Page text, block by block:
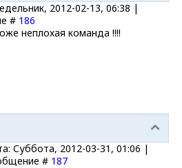
2012-02-13, 06:38 |
# 186
неплохая команда !!!!
Суббота, 2012-03-31, 01:06 |
# 187